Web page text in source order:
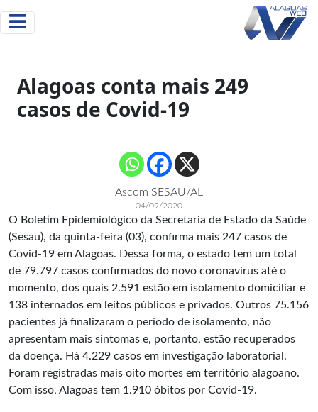
Alagoas conta mais 249
casos de Covid-19
Ascom SESAU/AL
04/09/2020
O Boletim Epidemiológico da Secretaria de Estado da Saúde
(Sesau), da quinta-feira (03), confirma mais 247 casos de
Covid-19 em Alagoas. Dessa forma, o estado tem um total
de 79.797 casos confirmados do novo coronavírus até o
momento, dos quais 2.591 estão em isolamento domiciliar e
138 internados em leitos públicos e privados. Outros 75.156
pacientes já finalizaram o período de isolamento, não
apresentam mais sintomas e, portanto, estão recuperados
da doença. Há 4.229 casos em investigação laboratorial.
Foram registradas mais oito mortes em território alagoano.
Com isso, Alagoas tem 1.910 óbitos por Covid-19.